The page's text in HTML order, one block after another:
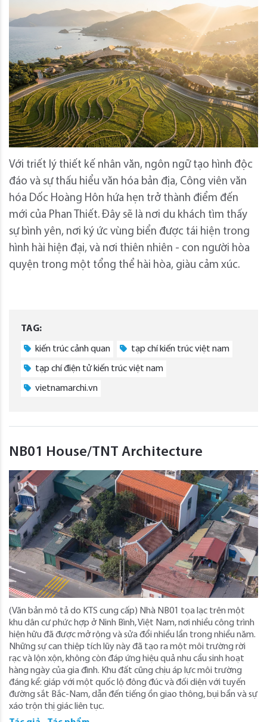
Với triết lý thiết kế nhân văn, ngôn ngữ tạo hình độc
đáo và sự thấu hiểu văn hóa bản địa, Công viên văn
hóa Dốc Hoàng Hôn hứa hẹn trở thành điểm đến
mới của Phan Thiết. Đây sẽ là nơi du khách tìm thấy
sự bình yên, nơi ký ức vùng biển được tái hiện trong
hình hài hiện đại, và nơi thiên nhiên - con người hòa
quyện trong một tổng thể hài hòa, giàu cảm xúc.
TAG:
kiến trúc cảnh quan tạp chí kiến trúc việt nam
tạp chí điện tử kiến trúc việt nam
vietnamarchi.vn
NB01 House/TNT Architecture
(Văn bản mô tả do KTS cung cấp) Nhà NB01 tọa lạc trên một
khu dân cư phức hợp ở Ninh Bình, Việt Nam, nơi nhiều công trình
hiện hữu đã được mở rộng và sửa đổi nhiều lần trong nhiều năm.
Những sự can thiệp tích lũy này đã tạo ra một môi trường rời
rạc và lộn xộn, không còn đáp ứng hiệu quả nhu cầu sinh hoạt
hàng ngày của gia đình. Khu đất cũng chịu áp lực môi trường
đáng kể: giáp với một quốc lộ đông đúc và đối diện với tuyến
đường sắt Bắc-Nam, dẫn đến tiếng ồn giao thông, bụi bẩn và sự
xáo trộn thị giác liên tục.